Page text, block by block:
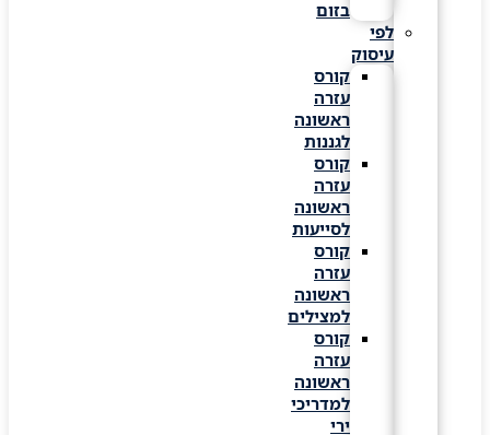
לפי
עיסוק
קורס
עזרה
ראשונה
לגננות
קורס
עזרה
ראשונה
לסייעות
קורס
עזרה
ראשונה
למצילים
קורס
עזרה
ראשונה
למדריכי